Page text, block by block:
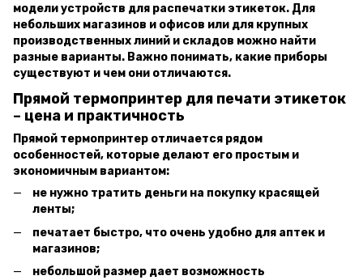
модели устройств для распечатки этикеток. Для
небольших магазинов и офисов или для крупных
производственных линий и складов можно найти
разные варианты. Важно понимать, какие приборы
существуют и чем они отличаются.
Прямой термопринтер для печати этикеток
– цена и практичность
Прямой термопринтер отличается рядом
особенностей, которые делают его простым и
экономичным вариантом:
не нужно тратить деньги на покупку красящей
ленты;
печатает быстро, что очень удобно для аптек и
магазинов;
небольшой размер дает возможность